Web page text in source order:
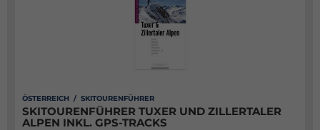
ÖSTERREICH / SKITOURENFÜHRER
SKITOURENFÜHRER TUXER UND ZILLERTALER
ALPEN INKL. GPS-TRACKS